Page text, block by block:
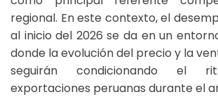
regional. En este contexto, el
al inicio del 2026 se da en un
donde la evolución del precio y la
seguirán condicionando el
exportaciones peruanas durante el